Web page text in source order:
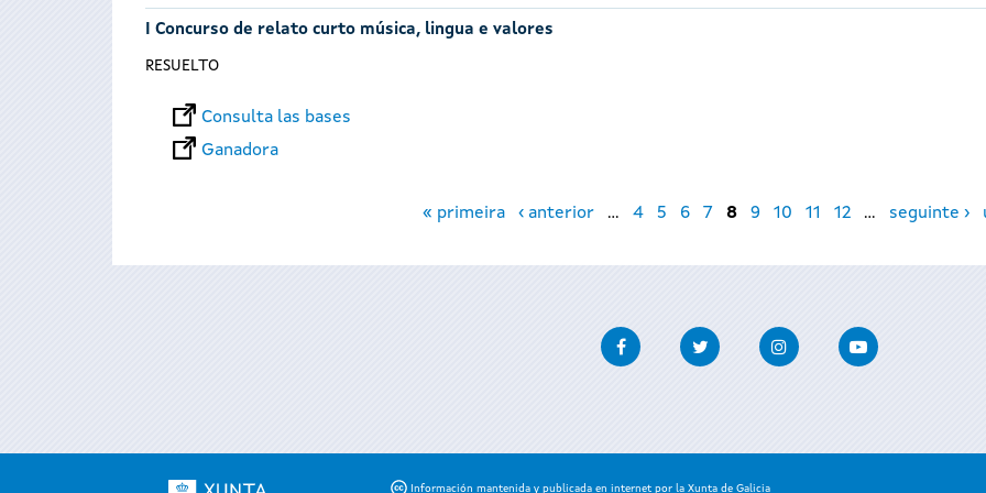
I Concurso de relato curto música, lingua e valores
RESUELTO
Consulta las bases
Ganadora
« primeira ‹ anterior … 4 5 6 7 8 9 10 11 12 … seguinte ›
FacebookTwitter InstagramYoutube
Información mantenida y publicada en internet por la Xunta de Galicia